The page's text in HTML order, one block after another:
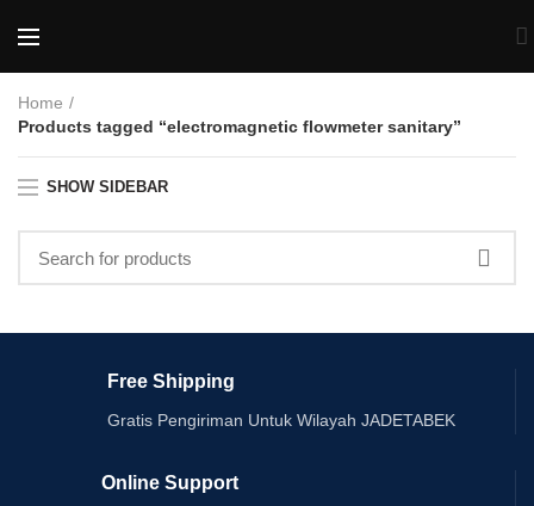
Home
Products tagged “electromagnetic flowmeter sanitary”
SHOW SIDEBAR
Free Shipping
Gratis Pengiriman Untuk Wilayah JADETABEK
Online Support